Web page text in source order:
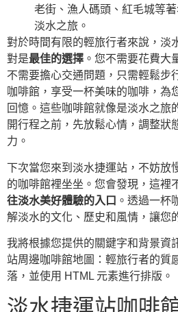
老街、漁人碼頭、紅毛城等
淡水之旅。
對於時間有限的輕旅行者來說，淡
對是最佳的選擇 。您不需要花費大
不需要擔心交通問題，只需輕鬆步
咖啡館，享受一杯美味的咖啡，為
回憶。這些咖啡館就像是淡水之旅
開行程之前，先放鬆心情，調整狀
力。
下次當您來到淡水捷運站，不妨放
的咖啡館裡坐坐。您會發現，這裡
往淡水美好體驗的入口 。透過一杯
解淡水的文化、歷史和風情，讓您
我將根據您提供的關鍵字和背景資
站周邊咖啡館地圖：輕旅行者的質
落，並使用 HTML 元素進行排版。